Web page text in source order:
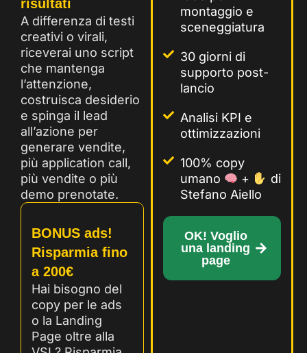
risultati
A differenza di testi
creativi o virali,
riceverai uno script
che mantenga
l’attenzione,
costruisca desiderio
e spinga il lead
all’azione per
generare vendite,
più application call,
più vendite o più
demo prenotate.
BONUS ads!
Risparmia fino
a 200€
Hai bisogno del
copy per le ads
o la Landing
Page oltre alla
montaggio e
sceneggiatura
30 giorni di
supporto post-
lancio
Analisi KPI e
ottimizzazioni
100% copy
umano
+
di
Stefano Aiello
OK! Voglio
una landing
page